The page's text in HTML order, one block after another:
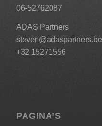
06-52762087
ADAS Partners
steven@adaspartners.be
+32 15271556
PAGINA’S